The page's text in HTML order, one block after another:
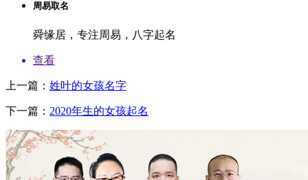
周易取名
舜缘居，专注周易，八字起名
查看
上一篇： 姓叶的女孩名字
下一篇： 2020年生的女孩起名